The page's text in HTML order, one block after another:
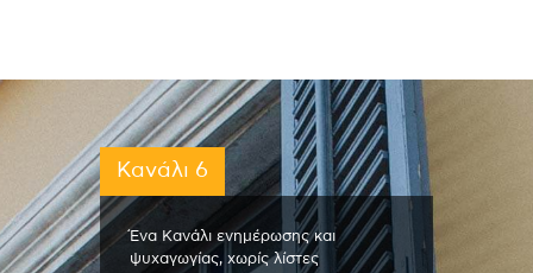
Κανάλι 6
Ένα Κανάλι ενημέρωσης και
ψυχαγωγίας, χωρίς λίστες